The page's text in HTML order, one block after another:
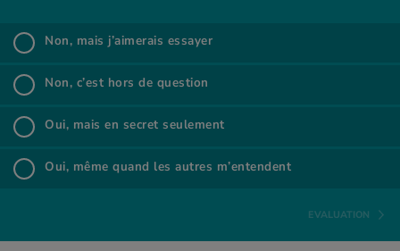
Non, mais j’ai­me­rais essayer
Non, c’est hors de ques­tion
Oui, mais en secret seule­ment
Oui, même quand les autres m’en­tendent
EVALUATION
%
%